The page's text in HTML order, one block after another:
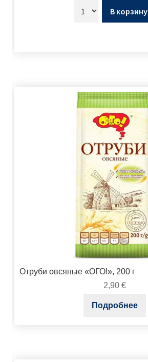
В корзину
Отруби овсяные «ОГО!», 200 г
2,90 €
Подробнее